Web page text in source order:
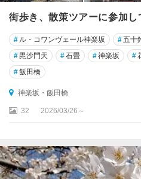
神
楽
坂
・
飯
田
橋
新
早
稲
田
街歩き、散策ツアーに参加
# ル・コワンヴェール神楽坂 #五十
#毘沙門天 #石畳 #神楽坂 #
#飯田橋
神楽坂・飯田橋
32 2026/03/26～